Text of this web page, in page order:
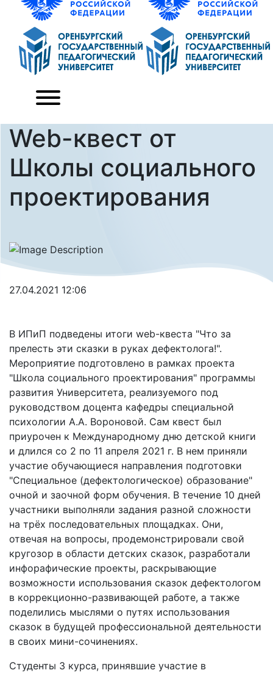
Web-квест от
Школы социального
проектирования
27.04.2021 12:06
В ИПиП подведены итоги web-квеста "Что за
прелесть эти сказки в руках дефектолога!".
Мероприятие подготовлено в рамках проекта
"Школа социального проектирования" программы
развития Университета, реализуемого под
руководством доцента кафедры специальной
психологии А.А. Вороновой. Сам квест был
приурочен к Международному дню детской книги
и длился со 2 по 11 апреля 2021 г. В нем приняли
участие обучающиеся направления подготовки
"Специальное (дефектологическое) образование"
очной и заочной форм обучения. В течение 10 дней
участники выполняли задания разной сложности
на трёх последовательных площадках. Они,
отвечая на вопросы, продемонстрировали свой
кругозор в области детских сказок, разработали
инфорафические проекты, раскрывающие
возможности использования сказок дефектологом
в коррекционно-развивающей работе, а также
поделились мыслями о путях использования
сказок в будущей профессиональной деятельности
в своих мини-сочинениях.
Студенты 3 курса, принявшие участие в